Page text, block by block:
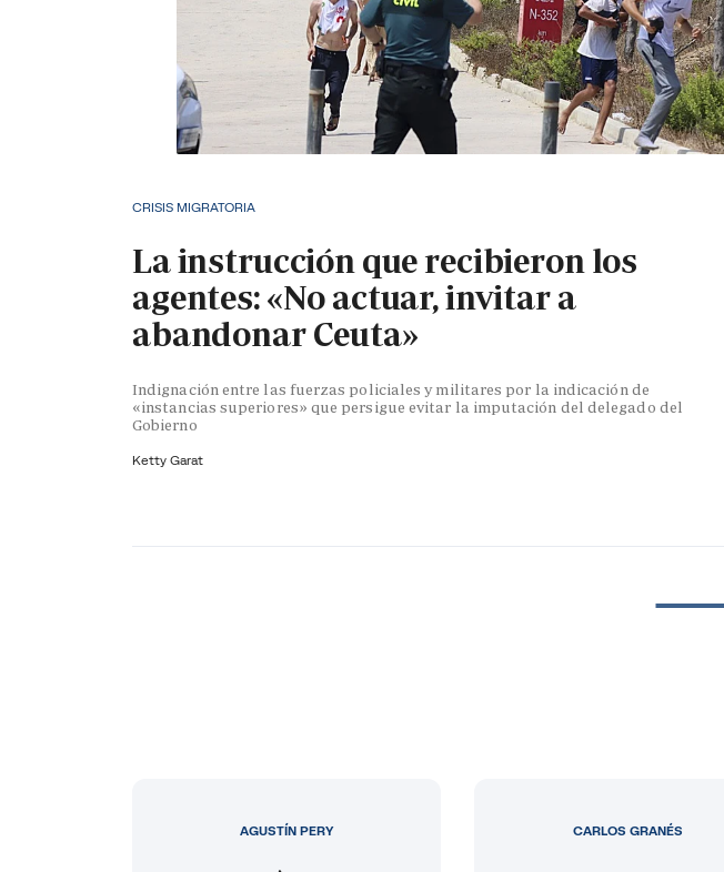
CRISIS MIGRATORIA
La instrucción que recibieron los
agentes: «No actuar, invitar a
abandonar Ceuta»
Indignación entre las fuerzas policiales y militares por la indicación de
«instancias superiores» que persigue evitar la imputación del delegado del
Gobierno
Ketty Garat
AGUSTÍN PERY CARLOS GRANÉS